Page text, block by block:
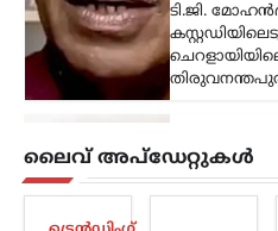
പ്രധാന
രാഷ്ട്രീയം
ലൈവ് അപ്‌ഡേറ്റുകൾ